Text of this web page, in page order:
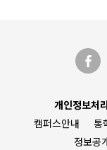
개인정보처
캠퍼스안내
통
정보공